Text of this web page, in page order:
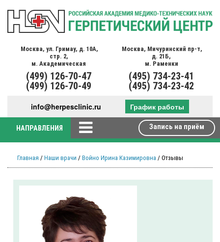
Москва, ул. Гримау, д. 10А,
стр. 2,
м. Академическая
(499) 126-70-47
(499) 126-70-49
Москва, Мичуринский пр-т,
д. 21Б,
м. Раменки
(495) 734-23-41
(495) 734-23-42
info@herpesclinic.ru График работы
НАПРАВЛЕНИЯ Запись на приём
Главная / Наши врачи / Войно Ирина Казимировна / Отзывы